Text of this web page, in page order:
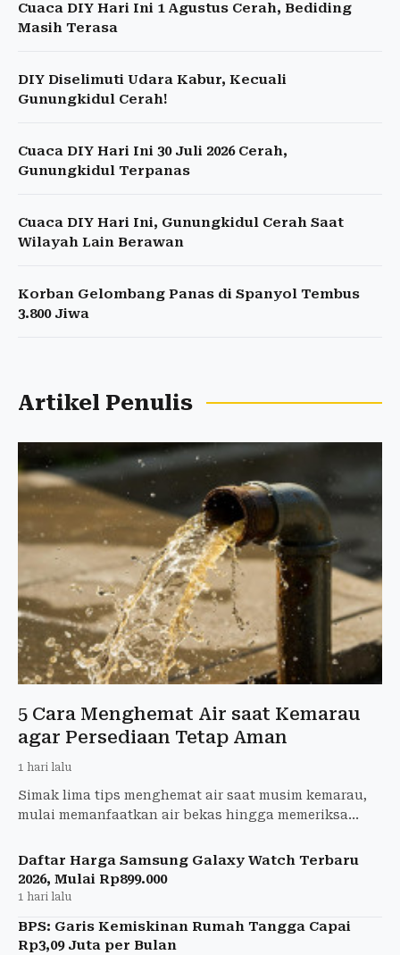
Cuaca DIY Hari Ini 1 Agustus Cerah, Bediding
Masih Terasa
DIY Diselimuti Udara Kabur, Kecuali
Gunungkidul Cerah!
Cuaca DIY Hari Ini 30 Juli 2026 Cerah,
Gunungkidul Terpanas
Cuaca DIY Hari Ini, Gunungkidul Cerah Saat
Wilayah Lain Berawan
Korban Gelombang Panas di Spanyol Tembus
3.800 Jiwa
Artikel Penulis
5 Cara Menghemat Air saat Kemarau
agar Persediaan Tetap Aman
1 hari lalu
Simak lima tips menghemat air saat musim kemarau,
mulai memanfaatkan air bekas hingga memeriksa
Daftar Harga Samsung Galaxy Watch Terbaru
2026, Mulai Rp899.000
1 hari lalu
BPS: Garis Kemiskinan Rumah Tangga Capai
Rp3,09 Juta per Bulan